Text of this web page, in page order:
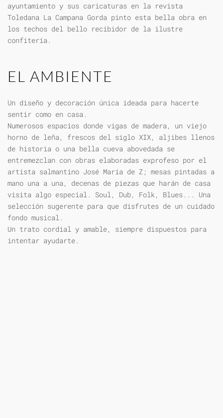
ayuntamiento y sus caricaturas en la revista
Toledana La Campana Gorda pinto esta bella obra en
los techos del bello recibidor de la ilustre
confitería.
EL AMBIENTE
Un diseño y decoración única ideada para hacerte
sentir como en casa.
Numerosos espacios donde vigas de madera, un viejo
horno de leña, frescos del siglo XIX, aljibes llenos
de historia o una bella cueva abovedada se
entremezclan con obras elaboradas exprofeso por el
artista salmantino José María de Z; mesas pintadas a
mano una a una, decenas de piezas que harán de casa
visita algo especial. Soul, Dub, Folk, Blues... Una
selección sugerente para que disfrutes de un cuidado
fondo musical.
Un trato cordial y amable, siempre dispuestos para
intentar ayudarte.